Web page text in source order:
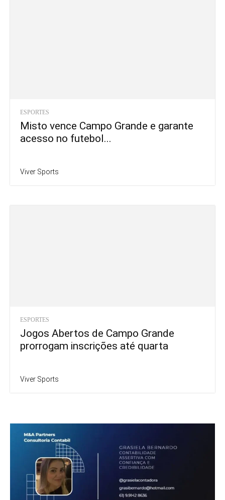
ESPORTES
Misto vence Campo Grande e garante
acesso no futebol...
Viver Sports
ESPORTES
Jogos Abertos de Campo Grande
prorrogam inscrições até quarta
Viver Sports